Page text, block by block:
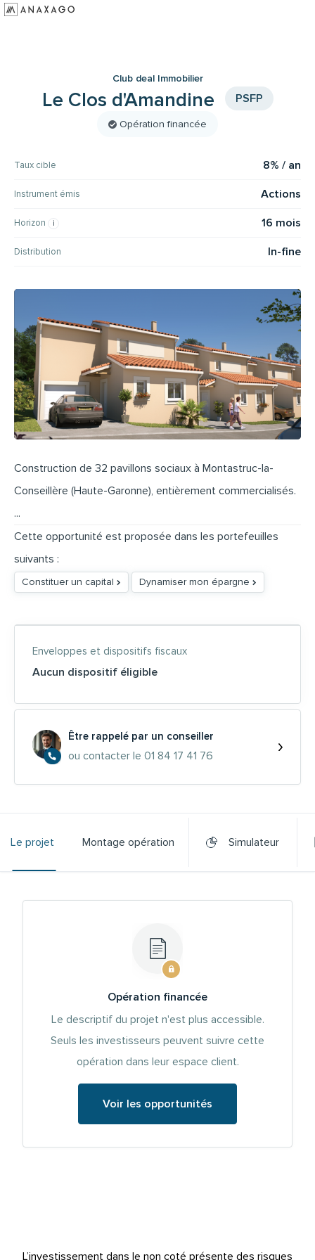
Club deal Immobilier
Le Clos d'Amandine PSFP
Opération financée
Taux cible 8% / an
Instrument émis Actions
Horizon 16 mois
Distribution In-fine
Construction de 32 pavillons sociaux à Montastruc-la-
Conseillère (Haute-Garonne), entièrement commercialisés.
...
Cette opportunité est proposée dans les portefeuilles
suivants :
Constituer un capital Dynamiser mon épargne
Enveloppes et dispositifs fiscaux
Aucun dispositif éligible
Être rappelé par un conseiller
ou contacter le 01 84 17 41 76
Le projet Montage opération Simulateur
Opération financée
Le descriptif du projet n'est plus accessible.
Seuls les investisseurs peuvent suivre cette
opération dans leur espace client.
Voir les opportunités
L’investissement dans le non coté présente des risques